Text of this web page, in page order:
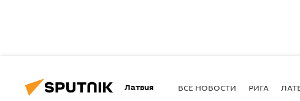
Латвия ВСЕ НОВОСТИ РИГА